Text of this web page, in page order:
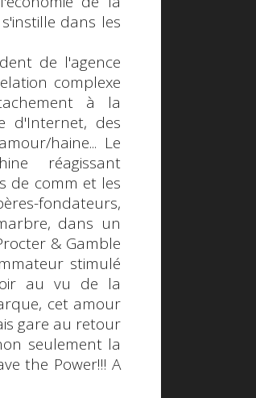
dans les
de l'agence
complexe
à la
d'Internet, des
haine... Le
réagissant
de comm et les
fondateurs,
dans un
& Gamble
stimulé
au vu de la
cet amour
gare au retour
seulement la
the Power!!! A